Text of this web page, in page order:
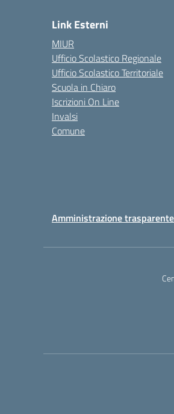
Link Esterni
MIUR
Ufficio Scolastico Regionale
Ufficio Scolastico Territoriale
Scuola in Chiaro
Iscrizioni On Line
Invalsi
Comune
Amministrazione trasparente